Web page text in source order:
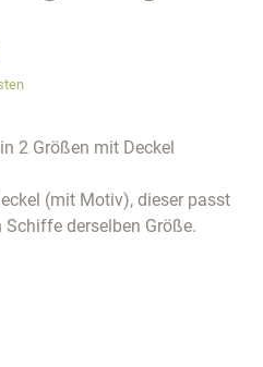
2 Größen mit Deckel
(mit Motiv), dieser passt
derselben Größe.